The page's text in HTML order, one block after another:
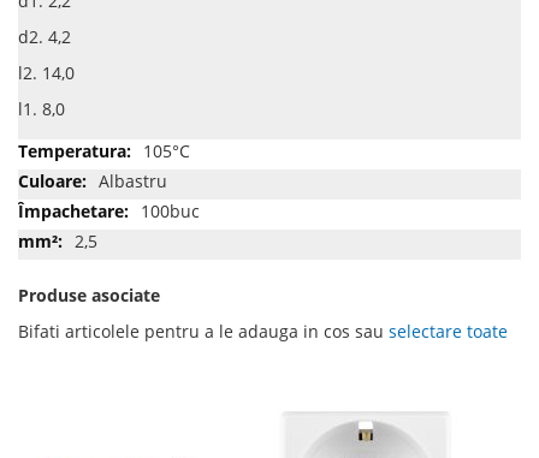
d2. 4,2
l2. 14,0
l1. 8,0
105°C
Albastru
100buc
2,5
Produse asociate
Bifati articolele pentru a le adauga in cos sau selectare toate